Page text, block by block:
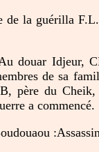
de la guérilla
douar Idjeur,
de sa
père du Cheik,
a commencé.